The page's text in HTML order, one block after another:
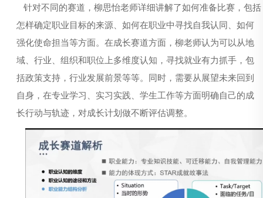
针对不同的赛道，柳思怡老师详细讲解了如何准备比赛，包括
怎样确定职业目标的来源、 如何在职业中寻找自我认同、 如何
强化使命担当等方面。 在成长赛道方面，柳老师认为可以从地
域、行业、组织和职位上多维度认知， 寻找就业有力抓手， 包
括政策支持，行业发展前景等等。
同时， 需要从展望未来回到
自身 ，在专业学习、实习实践、学生工作等方面明确自己的成
长行动与轨迹，对成长计划 做不断评估调整。